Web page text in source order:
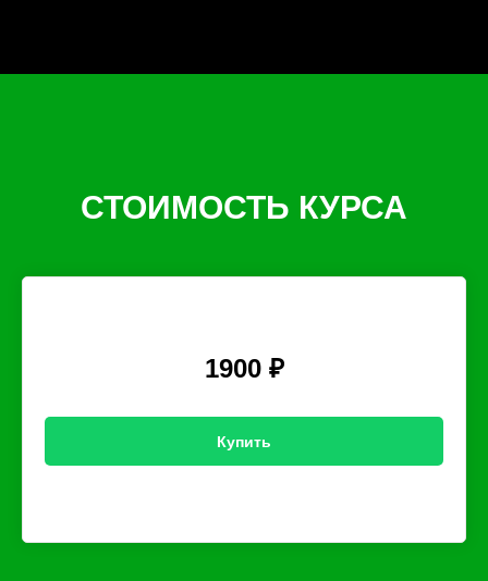
СТОИМОСТЬ КУРСА
1900 ₽
Купить